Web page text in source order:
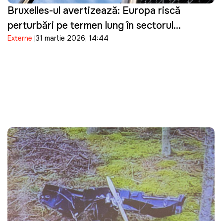
Bruxelles-ul avertizează: Europa riscă
perturbări pe termen lung în sectorul
energetic
Externe 31 martie 2026, 14:44